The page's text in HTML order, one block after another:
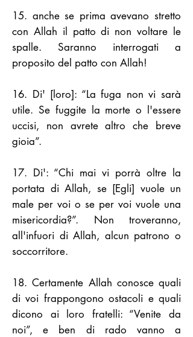
15. anche se prima avevano stretto
con Allah il patto di non voltare le
spalle. Saranno interrogati a
proposito del patto con Allah!
16. Di' [loro]: “La fuga non vi sarà
utile. Se fuggite la morte o l'essere
uccisi, non avrete altro che breve
gioia”.
17. Di': “Chi mai vi porrà oltre la
portata di Allah, se [Egli] vuole un
male per voi o se per voi vuole una
misericordia?”. Non troveranno,
all'infuori di Allah, alcun patrono o
soccorritore.
18. Certamente Allah conosce quali
di voi frappongono ostacoli e quali
dicono ai loro fratelli: “Venite da
noi”, e ben di rado vanno a